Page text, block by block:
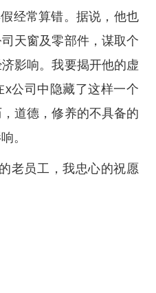
经常算错。据说，他也
天窗及零部件，谋取个
影响。我要揭开他的虚
公司中隐藏了这样一个
道德，修养的不具备的
。
老员工，我忠心的祝愿